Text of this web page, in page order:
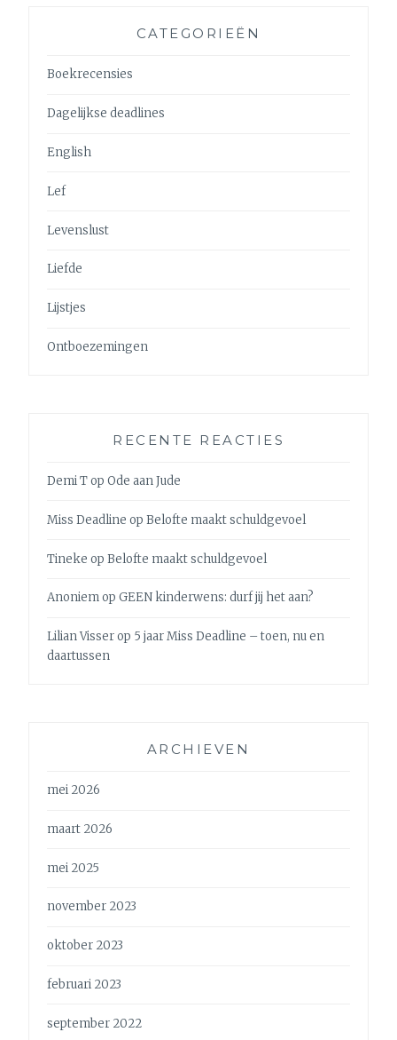
CATEGORIEËN
Boekrecensies
Dagelijkse deadlines
English
Lef
Levenslust
Liefde
Lijstjes
Ontboezemingen
RECENTE REACTIES
Demi TopOde aan Jude
Miss Deadline opBelofte maakt schuldgevoel
Tineke opBelofte maakt schuldgevoel
AnoniemopGEEN kinderwens: durf jij het aan?
Lilian Visserop 5 jaar Miss Deadline – toen, nu en
daartussen
ARCHIEVEN
mei 2026
maart 2026
mei 2025
november 2023
oktober 2023
februari 2023
september 2022